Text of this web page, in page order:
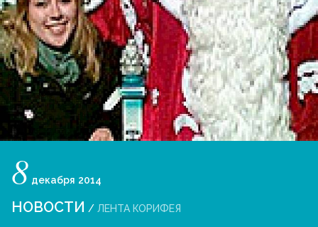
8 декабря 2014
НОВОСТИ / ЛЕНТА КОРИФЕЯ